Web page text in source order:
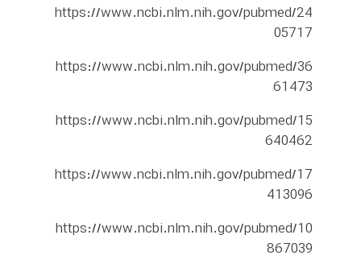
https://www.ncbi.nlm.nih.gov/pubmed/24
05717
https://www.ncbi.nlm.nih.gov/pubmed/36
61473
https://www.ncbi.nlm.nih.gov/pubmed/15
640462
https://www.ncbi.nlm.nih.gov/pubmed/17
413096
https://www.ncbi.nlm.nih.gov/pubmed/10
867039